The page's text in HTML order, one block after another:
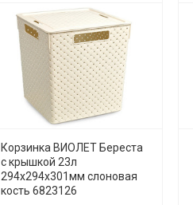
Корзинка ВИОЛЕТ Береста
с крышкой 23л
294х294х301мм слоновая
кость 6823126